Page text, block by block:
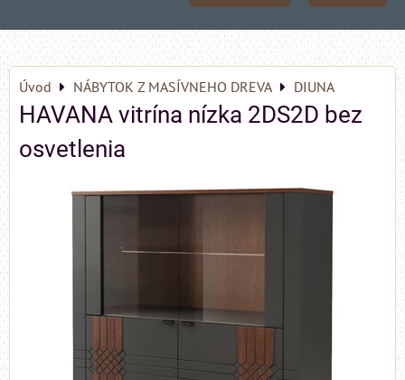
Úvod NÁBYTOK Z MASÍVNEHO DREVA DIUNA
HAVANA vitrína nízka 2DS2D bez
osvetlenia